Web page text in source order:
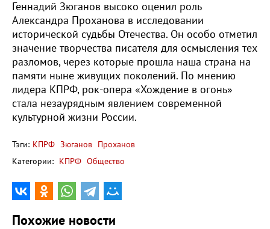
Геннадий Зюганов высоко оценил роль
Александра Проханова в исследовании
исторической судьбы Отечества. Он особо отметил
значение творчества писателя для осмысления тех
разломов, через которые прошла наша страна на
памяти ныне живущих поколений. По мнению
лидера КПРФ, рок-опера «Хождение в огонь»
стала незаурядным явлением современной
культурной жизни России.
Тэги: КПРФ Зюганов Проханов
Категории: КПРФ Общество
Похожие новости